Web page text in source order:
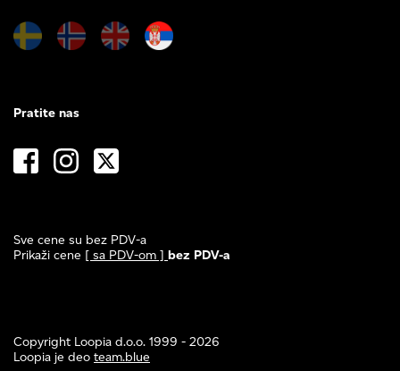
Sve cene su bez PDV-a
Prikaži cene [ sa PDV-om ] bez PDV-a
Pratite nas
Copyright Loopia d.o.o. 1999 - 2026
Loopia je deo team.blue